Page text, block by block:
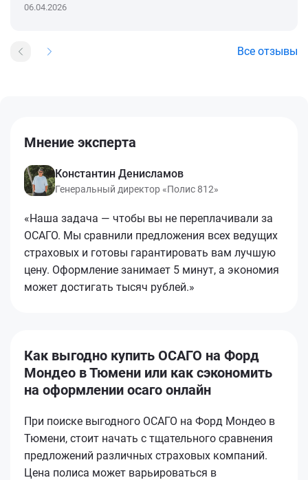
06.04.2026
Все отзывы
Мнение эксперта
Константин Денисламов
Генеральный директор «Полис 812»
«Наша задача — чтобы вы не переплачивали за
ОСАГО. Мы сравнили предложения всех ведущих
страховых и готовы гарантировать вам лучшую
цену. Оформление занимает 5 минут, а экономия
может достигать тысяч рублей.»
Как выгодно купить ОСАГО на Форд
Мондео в Тюмени или как сэкономить
на оформлении осаго онлайн
При поиске выгодного ОСАГО на Форд Мондео в
Тюмени, стоит начать с тщательного сравнения
предложений различных страховых компаний.
Цена полиса может варьироваться в